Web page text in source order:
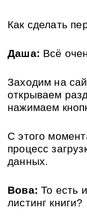
Как сделать
Даша: Всё
Заходим на
открываем
нажимаем
С этого
процесс
данных.
Вова: То есть
листинг книги?